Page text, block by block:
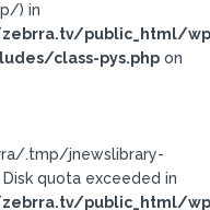
) in
public_html/
class-pys.php on
.tmp/jnewslibrary-
quota exceeded in
public_html/